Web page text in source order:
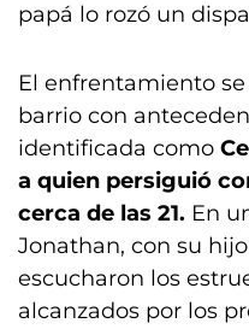
papá lo rozó un
El enfrentamiento
barrio con
identificada como
a quien persiguió
cerca de las 21. En
Jonathan, con su
escucharon los
alcanzados por los